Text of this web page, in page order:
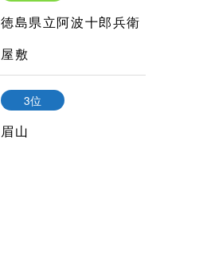
徳島県立阿波十郎兵衛
屋敷
3位
眉山